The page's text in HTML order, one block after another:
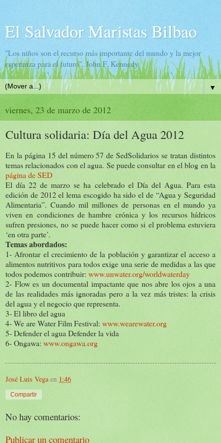
El Salvador Maristas Bilbao
"Los niños son el recurso más importante del mundo y la mejor
esperanza para el futuro". John F. Kennedy
▼
viernes, 23 de marzo de 2012
Cultura solidaria: Día del Agua 2012
En la página 15 del número 57 de SedSolidarios se tratan distintos
temas relacionados con el agua. Se puede consultar en el blog en la
página de SED
El día 22 de marzo se ha celebrado el Día del Agua. Para esta
edición de 2012 el lema escogido ha sido el de “Agua y Seguridad
Alimentaria”. Cuando mil millones de personas en el mundo ya
viven en condiciones de hambre crónica y los recursos hídricos
sufren presiones, no se puede hacer como si el problema estuviera
‘en otra parte’.
Temas abordados:
1- Afrontar el crecimiento de la población y garantizar el acceso a
alimentos nutritivos para todos exige una serie de medidas a las que
todos podemos contribuir: www.unwater.org/worldwaterday
2- Flow es un documental impactante que nos abre los ojos a una
de las realidades más ignoradas pero a la vez más tristes: la crisis
del agua y el negocio que representa.
3- El libro del agua
4- We are Water Film Festival: www.wearewater.org
5- Defender el agua Defender la vida
6- Ongawa: www.ongawa.org
José Luis Vega en 1:46
Compartir
No hay comentarios:
Publicar un comentario